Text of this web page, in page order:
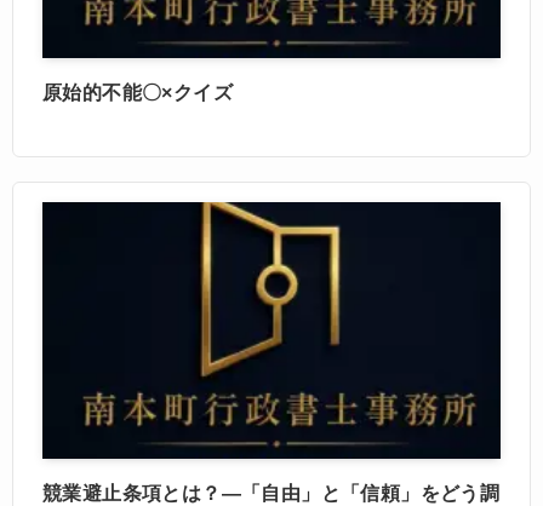
原始的不能〇×クイズ
競業避止条項とは？―「自由」と「信頼」をどう調